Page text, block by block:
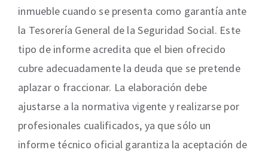
inmueble cuando se presenta como garantía ante
la Tesorería General de la Seguridad Social. Este
tipo de informe acredita que el bien ofrecido
cubre adecuadamente la deuda que se pretende
aplazar o fraccionar. La elaboración debe
ajustarse a la normativa vigente y realizarse por
profesionales cualificados, ya que sólo un
informe técnico oficial garantiza la aceptación de